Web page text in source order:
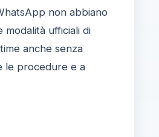
non abbiano
modalità ufficiali di
anche senza
le procedure e a